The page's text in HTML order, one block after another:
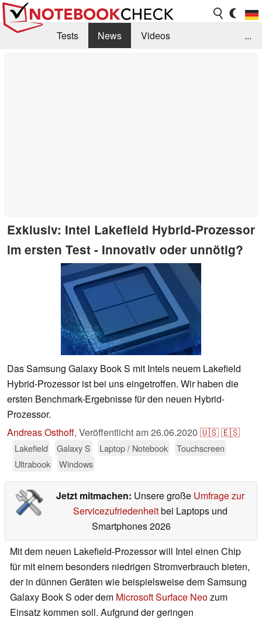
Tests News
Videos
...
Exklusiv: Intel Lakefield Hybrid-Prozessor
im ersten Test - Innovativ oder unnötig?
Das Samsung Galaxy Book S mit Intels neuem Lakefield
Hybrid-Prozessor ist bei uns eingetroffen. Wir haben die
ersten Benchmark-Ergebnisse für den neuen Hybrid-
Prozessor.
Andreas Osthoff, Veröffentlicht am26.06.2020 🇺🇸🇪🇸
Lakefield Galaxy S Laptop / Notebook
Touchscreen
Ultrabook
Windows
Jetzt mitmachen: Unsere große Umfrage zur
Servicezufriedenheitbei Laptops und
Smartphones 2026
Mit dem neuen Lakefield-Prozessor will Intel einen Chip
für mit einem besonders niedrigen Stromverbrauch bieten,
der in dünnen Geräten wie beispielsweise dem Samsung
Galaxy Book S oder dem Microsoft Surface Neozum
Einsatz kommen soll. Aufgrund der geringen